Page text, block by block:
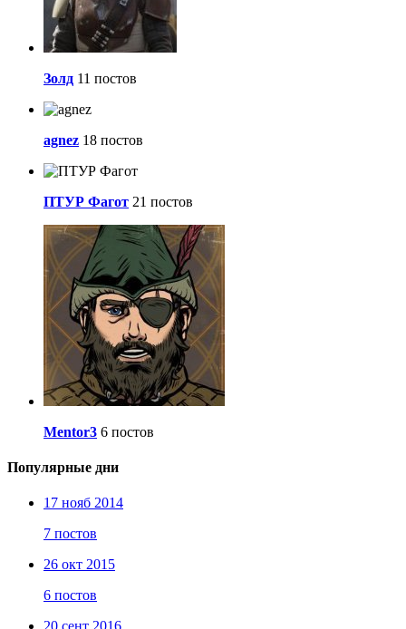
Золд 11 постов
agnez 18 постов
ПТУР Фагот 21 постов
Mentor3 6 постов
Популярные дни
17 нояб 2014
7 постов
26 окт 2015
6 постов